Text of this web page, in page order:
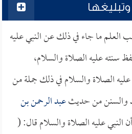
ما جاء في ذلك عن النبي عليه
عليه الصلاة والسلام،
الصلاة والسلام في ذلك جملة من
والسنن من حديثعبد الرحمن بن
النبي عليه الصلاة والسلام قال: (